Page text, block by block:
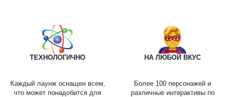
ТЕХНОЛОГИЧНО
Каждый лаунж оснащен всем,
что может понадобится для
НА ЛЮБОЙ ВКУС
Более 100 персонажей и
различные интерактивы по